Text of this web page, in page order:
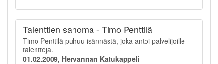
Talenttien sanoma - Timo Penttilä
Timo Penttilä puhuu isännästä, joka antoi palvelijoille
talentteja.
01.02.2009, Hervannan Katukappeli